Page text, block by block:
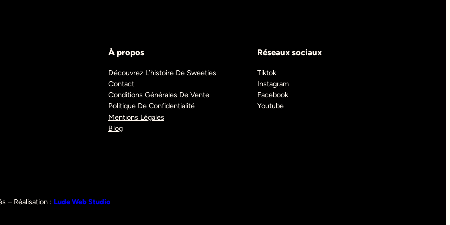
À propos
Découvrez L’histoire De Sweeties
Contact
Conditions Générales De Vente
Politique De Confidentialité
Mentions Légales
Blog
Réseaux sociaux
Tiktok
Instagram
Facebook
Youtube
– Réalisation : Lude Web Studio